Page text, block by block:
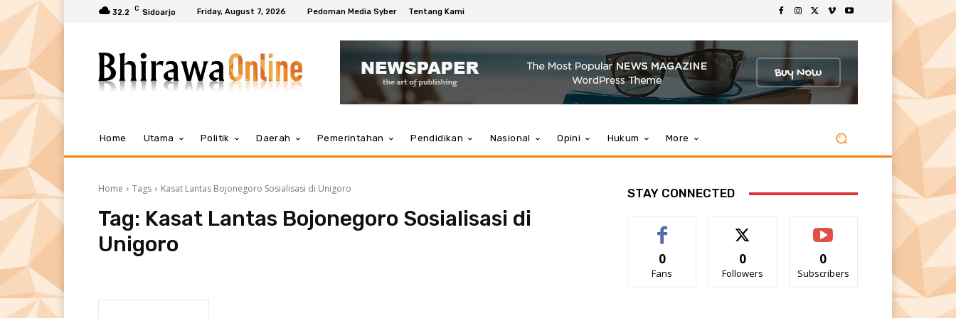
32.2 C Sidoarjo Friday, August 7, 2026 Pedoman Media Syber Tentang Kami
Home Utama Politik Daerah Pemerintahan Pendidikan Nasional Opini Hukum More
Home Tags Kasat Lantas Bojonegoro Sosialisasi di Unigoro
Tag: Kasat Lantas Bojonegoro Sosialisasi di
Unigoro
STAY CONNECTED
0
Fans
0
Followers
0
Subscribers